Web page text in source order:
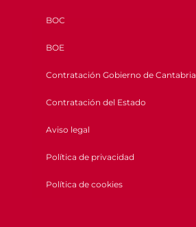
BOC
BOE
Contratación Gobierno de Cantabria
Contratación del Estado
Aviso legal
Política de privacidad
Política de cookies